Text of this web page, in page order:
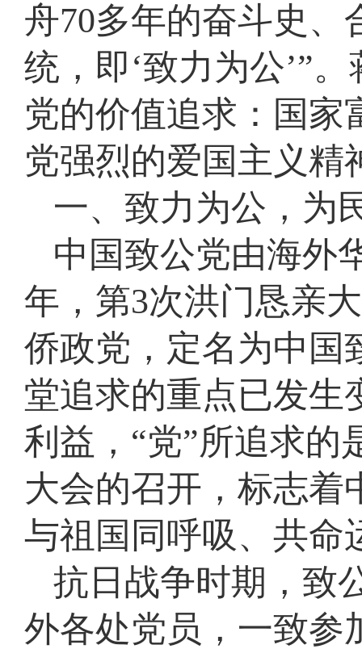
舟70多年的奋斗史
统，即‘致力为公’”
党的价值追求：国家
党强烈的爱国主义精
一、致力为公，为
中国致公党由海外
年，第3次洪门恳亲
侨政党，定名为中国
堂追求的重点已发生
利益，“党”所追求的
大会的召开，标志着
与祖国同呼吸、共命
抗日战争时期，致
外各处党员，一致参